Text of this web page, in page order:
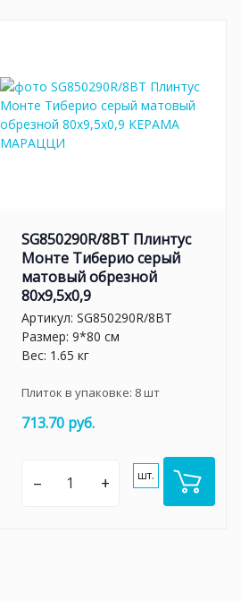
SG850290R/8BT Плинтус
Монте Тиберио серый
матовый обрезной
80x9,5x0,9
Артикул: SG850290R/8BT
Размер: 9*80 см
Вес: 1.65 кг
Плиток в упаковке: 8шт
713.70 руб.
– + шт.